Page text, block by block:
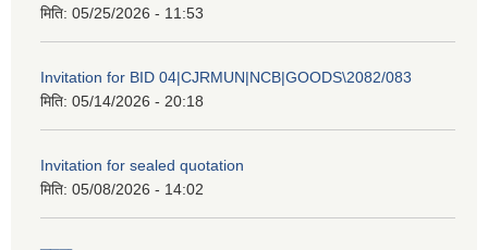
मिति: 05/25/2026 - 11:53
Invitation for BID 04|CJRMUN|NCB|GOODS\2082/083
मिति: 05/14/2026 - 20:18
Invitation for sealed quotation
मिति: 05/08/2026 - 14:02